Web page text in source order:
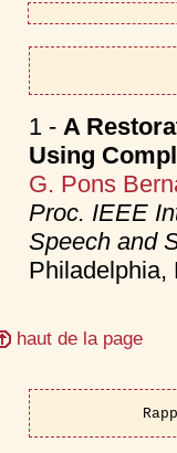
1 - A
Using
G. Pons
Proc. IEEE
Speech and
haut de la page